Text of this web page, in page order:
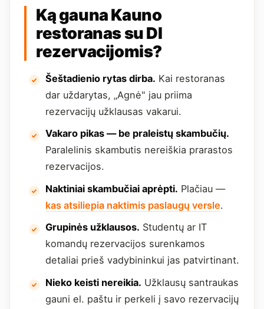
Ką gauna Kauno
restoranas su DI
rezervacijomis?
Šeštadienio rytas dirba. Kai restoranas
dar uždarytas, „Agnė" jau priima
rezervacijų užklausas vakarui.
Vakaro pikas — be praleistų skambučių.
Paralelinis skambutis nereiškia prarastos
rezervacijos.
Naktiniai skambučiai aprėpti. Plačiau —
kas atsiliepia naktimis paslaugų versle.
Grupinės užklausos. Studentų ar IT
komandų rezervacijos surenkamos
detaliai prieš vadybininkui jas patvirtinant.
Nieko keisti nereikia. Užklausų santraukas
gauni el. paštu ir perkeli į savo rezervacijų